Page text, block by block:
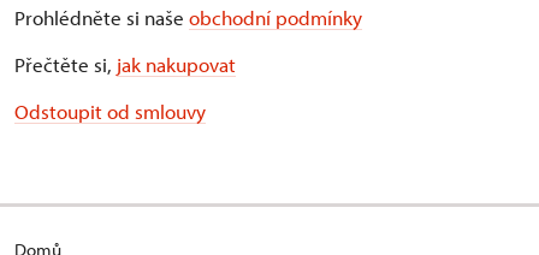
Prohlédněte si naše obchodní podmínky
Přečtěte si, jak nakupovat
Odstoupit od smlouvy
Domů